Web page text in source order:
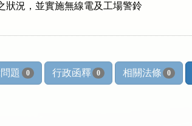
狀況，並實施無線電及工場警鈴
題 0 行政函釋 0 相關法條 0